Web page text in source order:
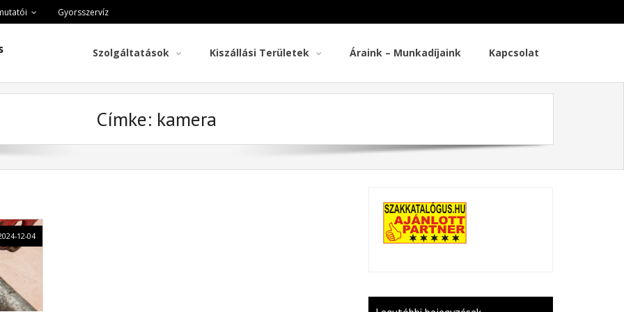
Gyorsszervíz
Szolgáltatások Kiszállási Területek Áraink – Munkadíjaink Kapcsolat
Címke: kamera
12-04